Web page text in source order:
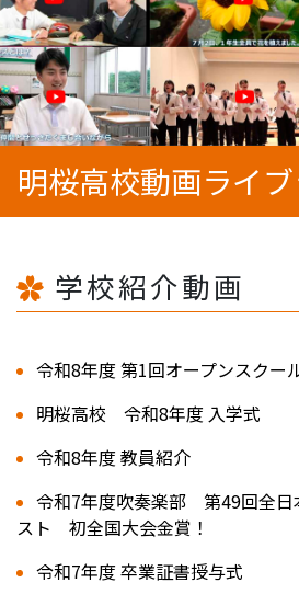
明桜高校動画ライブ
学校紹介動画
令和8年度 第1回オープンスクー
明桜高校 令和8年度 入学式
令和8年度 教員紹介
令和7年度吹奏楽部 第49回全日
スト 初全国大会金賞！
令和7年度 卒業証書授与式